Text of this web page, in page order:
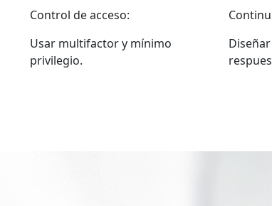
Control de acceso:
Usar multifactor y mínimo
privilegio.